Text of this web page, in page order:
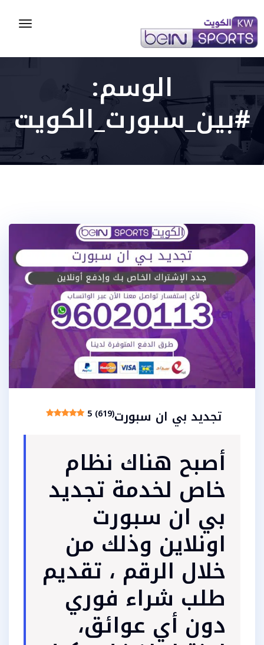
الوسم:
#بين_سبورت_الكويت
تجديد بي ان سبورت5 (619)
أصبح هناك نظام
خاص لخدمة تجديد
بي ان سبورت
اونلاين وذلك من
خلال الرقم ، تقديم
طلب شراء فوري
دون أي عوائق،